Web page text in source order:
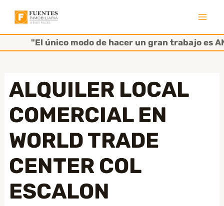
contenido"El único modo de hacer un gran trabajo es
ALQUILER LOCAL
COMERCIAL EN
WORLD TRADE
CENTER COL
ESCALON